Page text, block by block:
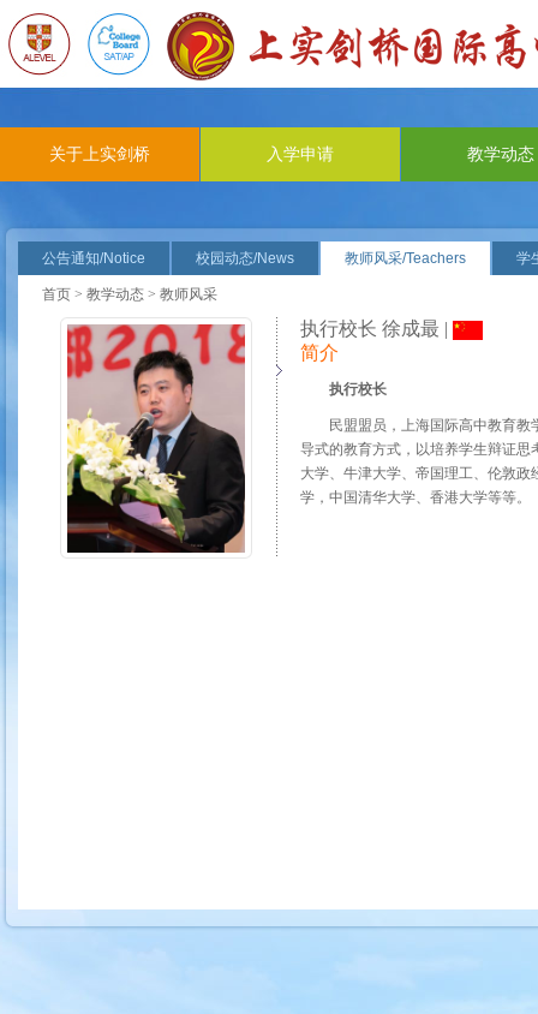
关于上实剑桥 入学申请 教学动态
公告通知/Notice 校园动态/News 教师风采/Teachers 学
首页 > 教学动态 > 教师风采
执行校长 徐成最 |
简介
执行校长
民盟盟员，上海国际高中教育
导式的教育方式，以培养学生辩证
大学、牛津大学、帝国理工、伦敦
学，中国清华大学、香港大学等等。